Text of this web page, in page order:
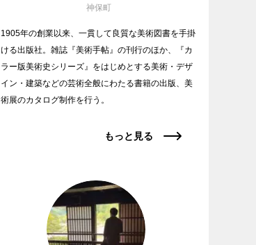
神保町
1905年の創業以来、一貫して良質な美術図書を手掛
ける出版社。雑誌『美術手帖』の刊行のほか、『カ
ラー版美術史シリーズ』をはじめとする美術・デザ
イン・建築などの芸術全般にわたる書籍の出版、美
術展のカタログ制作を行う。
もっと見る